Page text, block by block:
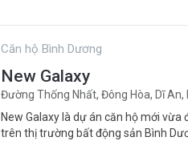
Căn hộ Bình Dương
New Galaxy
Đường Thống Nhất, Đông Hòa, Dĩ An,
New Galaxy là dự án căn hộ mới vừa
trên thị trường bất động sản Bình